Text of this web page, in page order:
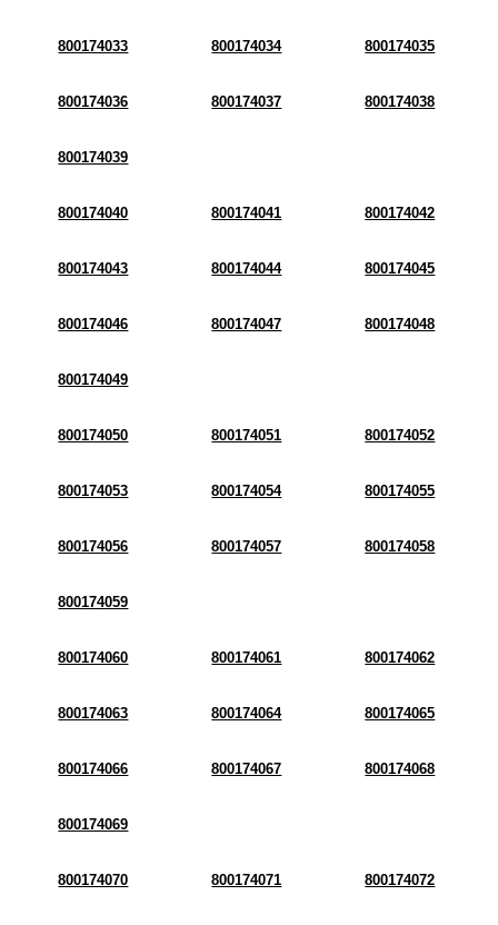
800174033 800174034 800174035
800174036 800174037 800174038
800174039
800174040 800174041 800174042
800174043 800174044 800174045
800174046 800174047 800174048
800174049
800174050 800174051 800174052
800174053 800174054 800174055
800174056 800174057 800174058
800174059
800174060 800174061 800174062
800174063 800174064 800174065
800174066 800174067 800174068
800174069
800174070 800174071 800174072